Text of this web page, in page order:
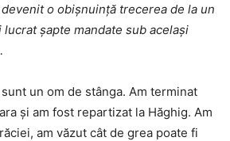
o obișnuință trecerea de la un
șapte mandate sub același
sunt un om de stânga. Am terminat
și am fost repartizat la Hăghig. Am
am văzut cât de grea poate fi